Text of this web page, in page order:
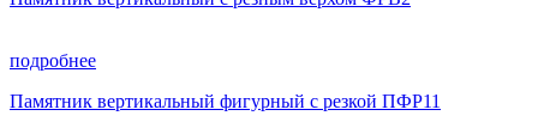
подробнее
Памятник вертикальный фигурный с резкой ПФР11